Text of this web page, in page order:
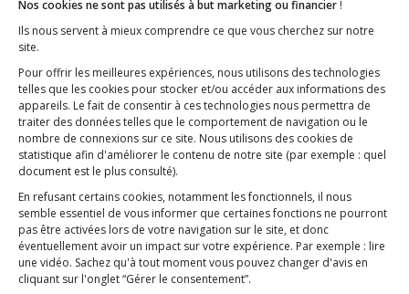
Nos cookies ne sont pas utilisés à but marketing ou financier !
Ils nous servent à mieux comprendre ce que vous cherchez sur notre
site.
Pour offrir les meilleures expériences, nous utilisons des technologies
telles que les cookies pour stocker et/ou accéder aux informations des
appareils. Le fait de consentir à ces technologies nous permettra de
traiter des données telles que le comportement de navigation ou le
nombre de connexions sur ce site. Nous utilisons des cookies de
statistique afin d'améliorer le contenu de notre site (par exemple : quel
document est le plus consulté).
En refusant certains cookies, notamment les fonctionnels, il nous
semble essentiel de vous informer que certaines fonctions ne pourront
pas être activées lors de votre navigation sur le site, et donc
éventuellement avoir un impact sur votre expérience. Par exemple : lire
une vidéo. Sachez qu'à tout moment vous pouvez changer d'avis en
cliquant sur l'onglet “Gérer le consentement”.
Conseil Régional d’Île-de-France. E3M apporte 50
000 € et le Conseil Régional triple la somme en
apportant 150 000 €.Pour l’année 2016, nous
devons donc réunir 17 000€.
Les autorités sanitaires connaissent les derniers
résultats des travaux menés par l’unité INSERM
des Pr Gherardi et Authier. Et pourtant, rien ne
se passe…Nous agissons bien sûr pour que cette
inertie cesse au plus vite.
Mais le temps presse, et nous sommes